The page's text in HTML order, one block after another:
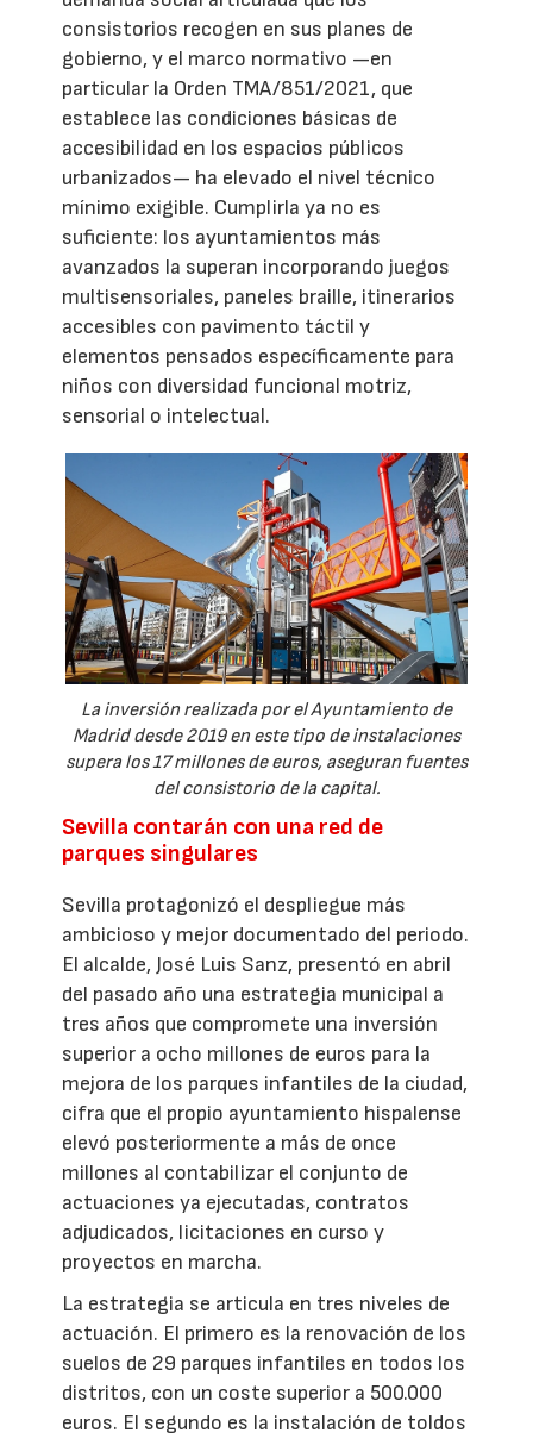
consistorios recogen en sus planes de
gobierno, y el marco normativo —en
particular la Orden TMA/851/2021, que
establece las condiciones básicas de
accesibilidad en los espacios públicos
urbanizados— ha elevado el nivel técnico
mínimo exigible. Cumplirla ya no es
suficiente: los ayuntamientos más
avanzados la superan incorporando juegos
multisensoriales, paneles braille, itinerarios
accesibles con pavimento táctil y
elementos pensados específicamente para
niños con diversidad funcional motriz,
sensorial o intelectual.
La inversión realizada por el Ayuntamiento de
Madrid desde 2019 en este tipo de instalaciones
supera los 17 millones de euros, aseguran fuentes
del consistorio de la capital.
Sevilla contarán con una red de
parques singulares
Sevilla protagonizó el despliegue más
ambicioso y mejor documentado del periodo.
El alcalde, José Luis Sanz, presentó en abril
del pasado año una estrategia municipal a
tres años que compromete una inversión
superior a ocho millones de euros para la
mejora de los parques infantiles de la ciudad,
cifra que el propio ayuntamiento hispalense
elevó posteriormente a más de once
millones al contabilizar el conjunto de
actuaciones ya ejecutadas, contratos
adjudicados, licitaciones en curso y
proyectos en marcha.
La estrategia se articula en tres niveles de
actuación. El primero es la renovación de los
suelos de 29 parques infantiles en todos los
distritos, con un coste superior a 500.000
euros. El segundo es la instalación de toldos